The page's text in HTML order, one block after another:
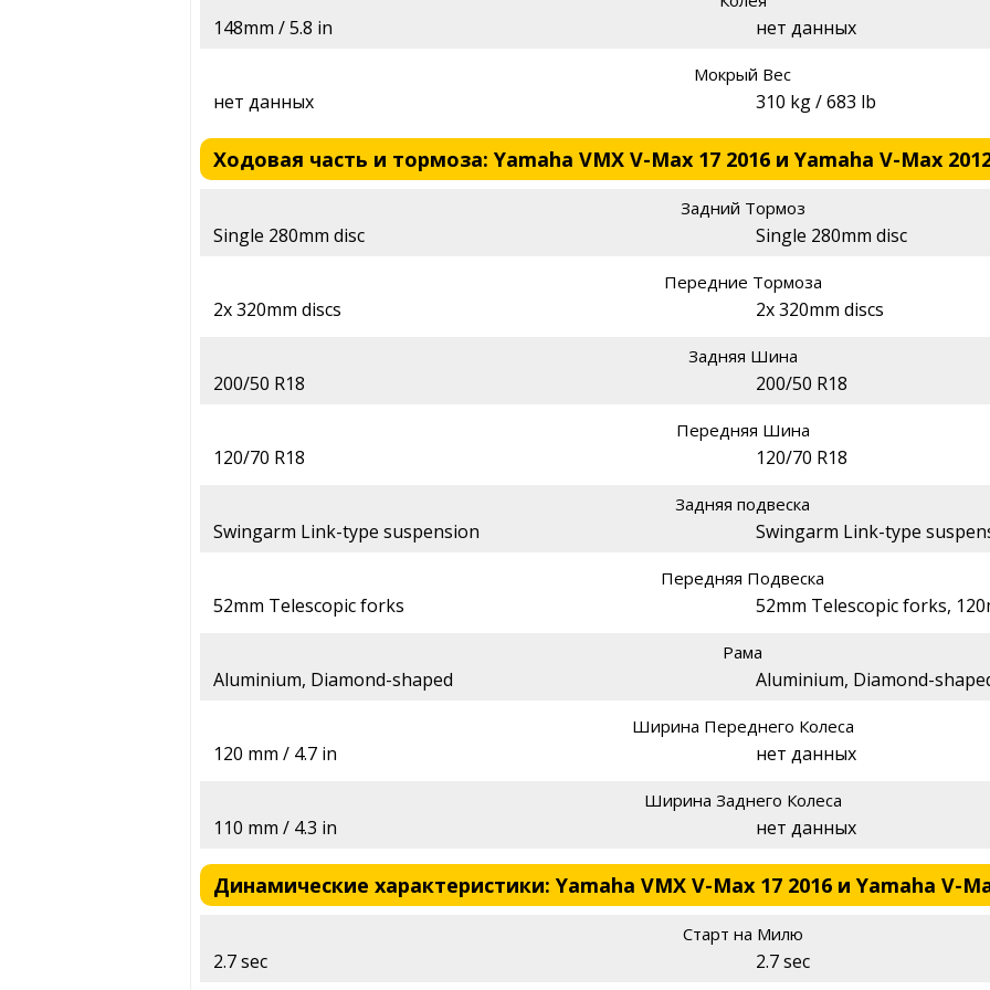
148mm / 5.8 in нет данных
Мокрый Вес
нет данных 310 kg / 683 lb
Ходовая часть и тормоза: Yamaha VMX V-Max 17 2016 и Yamaha V-Max
Задний Тормоз
Single 280mm disc Single 280mm disc
Передние Тормоза
2x 320mm discs 2x 320mm discs
Задняя Шина
200/50 R18 200/50 R18
Передняя Шина
120/70 R18 120/70 R18
Задняя подвеска
Swingarm Link-type suspension Swingarm Link-type
Передняя Подвеска
52mm Telescopic forks 52mm Telescopic forks,
Рама
Aluminium, Diamond-shaped Aluminium, Diamond-
Ширина Переднего Колеса
120 mm / 4.7 in нет данных
Ширина Заднего Колеса
110 mm / 4.3 in нет данных
Динамические характеристики: Yamaha VMX V-Max 17 2016 и Yamaha V-
Старт на Милю
2.7 sec 2.7 sec